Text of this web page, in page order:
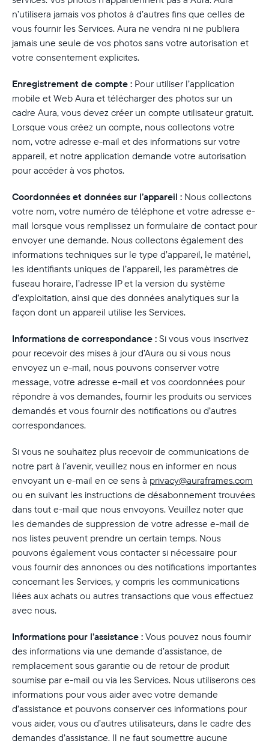
n’utilisera jamais vos photos à d’autres fins que celles de
vous fournir les Services. Aura ne vendra ni ne publiera
jamais une seule de vos photos sans votre autorisation et
votre consentement explicites.
Enregistrement de compte : Pour utiliser l’application
mobile et Web Aura et télécharger des photos sur un
cadre Aura, vous devez créer un compte utilisateur gratuit.
Lorsque vous créez un compte, nous collectons votre
nom, votre adresse e-mail et des informations sur votre
appareil, et notre application demande votre autorisation
pour accéder à vos photos.
Coordonnées et données sur l’appareil : Nous collectons
votre nom, votre numéro de téléphone et votre adresse e-
mail lorsque vous remplissez un formulaire de contact pour
envoyer une demande. Nous collectons également des
informations techniques sur le type d’appareil, le matériel,
les identifiants uniques de l’appareil, les paramètres de
fuseau horaire, l’adresse IP et la version du système
d’exploitation, ainsi que des données analytiques sur la
façon dont un appareil utilise les Services.
Informations de correspondance : Si vous vous inscrivez
pour recevoir des mises à jour d’Aura ou si vous nous
envoyez un e-mail, nous pouvons conserver votre
message, votre adresse e-mail et vos coordonnées pour
répondre à vos demandes, fournir les produits ou services
demandés et vous fournir des notifications ou d’autres
correspondances.
Si vous ne souhaitez plus recevoir de communications de
notre part à l’avenir, veuillez nous en informer en nous
envoyant un e-mail en ce sens à privacy@auraframes.com
ou en suivant les instructions de désabonnement trouvées
dans tout e-mail que nous envoyons. Veuillez noter que
les demandes de suppression de votre adresse e-mail de
nos listes peuvent prendre un certain temps. Nous
pouvons également vous contacter si nécessaire pour
vous fournir des annonces ou des notifications importantes
concernant les Services, y compris les communications
liées aux achats ou autres transactions que vous effectuez
avec nous.
Informations pour l’assistance : Vous pouvez nous fournir
des informations via une demande d’assistance, de
remplacement sous garantie ou de retour de produit
soumise par e-mail ou via les Services. Nous utiliserons ces
informations pour vous aider avec votre demande
d’assistance et pouvons conserver ces informations pour
vous aider, vous ou d’autres utilisateurs, dans le cadre des
demandes d’assistance. Il ne faut soumettre aucune